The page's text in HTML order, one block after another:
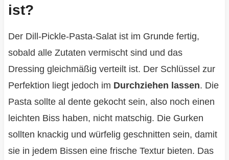
ist?
Der Dill-Pickle-Pasta-Salat ist im Grunde fertig,
sobald alle Zutaten vermischt sind und das
Dressing gleichmäßig verteilt ist. Der Schlüssel zur
Perfektion liegt jedoch im Durchziehen lassen. Die
Pasta sollte al dente gekocht sein, also noch einen
leichten Biss haben, nicht matschig. Die Gurken
sollten knackig und würfelig geschnitten sein, damit
sie in jedem Bissen eine frische Textur bieten. Das